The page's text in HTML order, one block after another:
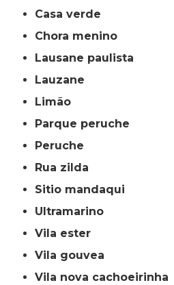
casa verde
chora menino
lausane paulista
lauzane
limão
parque peruche
peruche
rua zilda
sitio mandaqui
ultramarino
vila ester
vila gouvea
vila nova cachoeirinha